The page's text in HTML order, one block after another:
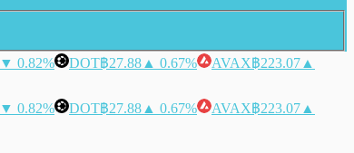
▼ 0.82% DOT฿27.88 ▲ 0.67% AVAX฿223.07 ▲
▼ 0.82% DOT฿27.88 ▲ 0.67% AVAX฿223.07 ▲